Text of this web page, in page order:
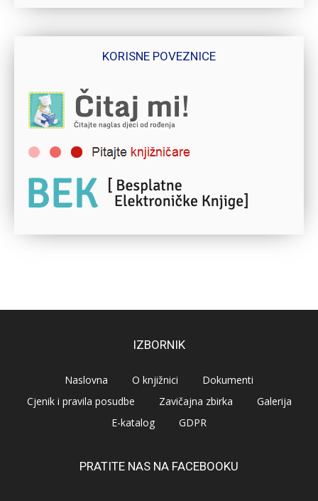
KORISNE POVEZNICE
IZBORNIK
Naslovna O knjižnici
Dokumenti
Cjenik i pravila posudbe
Zavičajna zbirka
Galerija
E-katalog
GDPR
PRATITE NAS NA FACEBOOKU